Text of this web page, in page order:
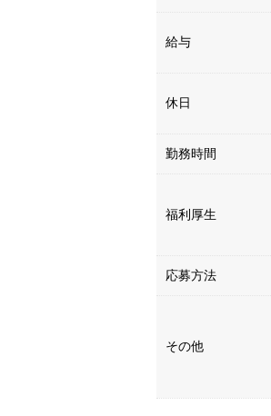
給与
休日
勤務時間
福利厚生
応募方法
その他